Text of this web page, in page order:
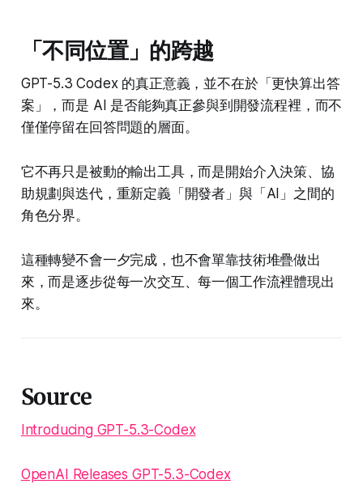
「不同位置」的跨越
GPT-5.3 Codex 的真正意義，並不在於「更快算出答
案」，而是 AI 是否能夠真正參與到開發流程裡，而不
僅僅停留在回答問題的層面。
它不再只是被動的輸出工具，而是開始介入決策、協
助規劃與迭代，重新定義「開發者」與「AI」之間的
角色分界。
這種轉變不會一夕完成，也不會單靠技術堆疊做出
來，而是逐步從每一次交互、每一個工作流裡體現出
來。
Source
Introducing GPT-5.3-Codex
OpenAI Releases GPT-5.3-Codex